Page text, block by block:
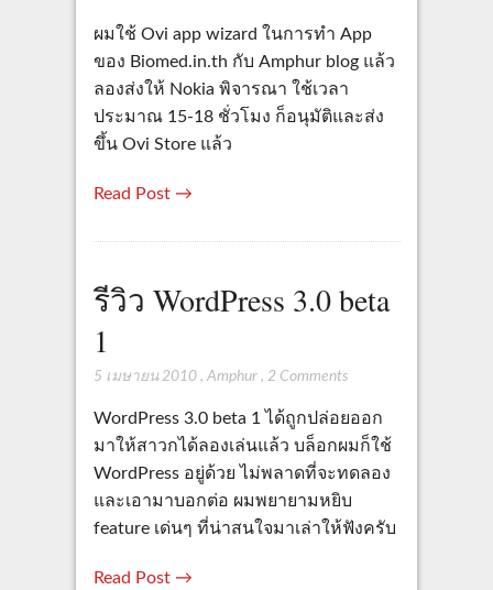
ผมใช้ Ovi app wizard ในการทำ App
ของ Biomed.in.th กับ Amphur blog แล้ว
ลองส่งให้ Nokia พิจารณา ใช้เวลา
ประมาณ 15-18 ชั่วโมง ก็อนุมัติและส่ง
ขึ้น Ovi Store แล้ว
Read Post →
รีวิว WordPress 3.0 beta
1
5 เมษายน 2010, Amphur, 2 Comments
WordPress 3.0 beta 1 ได้ถูกปล่อยออก
มาให้สาวกได้ลองเล่นแล้ว บล็อกผมก็ใช้
WordPress อยู่ด้วย ไม่พลาดที่จะทดลอง
และเอามาบอกต่อ ผมพยายามหยิบ
feature เด่นๆ ที่น่าสนใจมาเล่าให้ฟังครับ
Read Post →